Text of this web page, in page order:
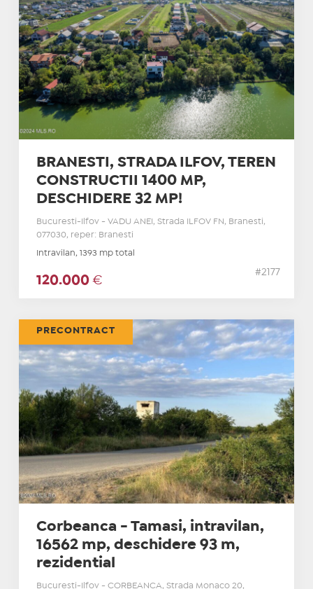
BRANESTI, STRADA ILFOV, TEREN
CONSTRUCTII 1400 MP,
DESCHIDERE 32 MP!
Bucuresti-Ilfov - VADU ANEI, Strada ILFOV FN, Branesti,
077030, reper: Branesti
Intravilan, 1393 mp total
120.000 €
#2177
Corbeanca - Tamasi, intravilan,
16562 mp, deschidere 93 m,
rezidential
Bucuresti-Ilfov - CORBEANCA, Strada Monaco 20,
PRECONTRACT